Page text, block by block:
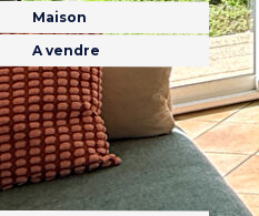
Maison
A vendre